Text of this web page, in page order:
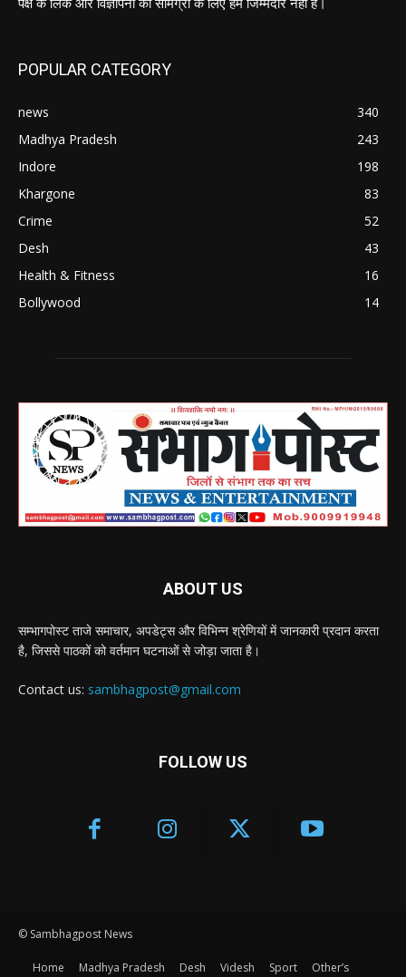
POPULAR CATEGORY
news
340
Madhya Pradesh
243
Indore
198
Khargone
83
Crime
52
Desh
43
Health & Fitness
16
Bollywood
14
ABOUT US
सम्भागपोस्ट ताजे समाचार, अपडेट्स और विभिन्न श्रेणियों में जानकारी प्रदान करता
है, जिससे पाठकों को वर्तमान घटनाओं से जोड़ा जाता है।
Contact us: sambhagpost@gmail.com
FOLLOW US
© Sambhagpost News
Home Madhya Pradesh Desh Videsh Sport Other’s